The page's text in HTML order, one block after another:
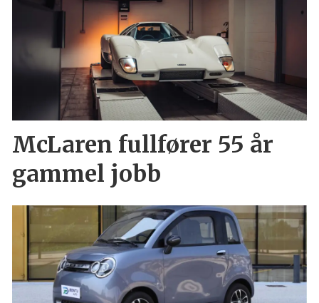
McLaren fullfører 55 år
gammel jobb